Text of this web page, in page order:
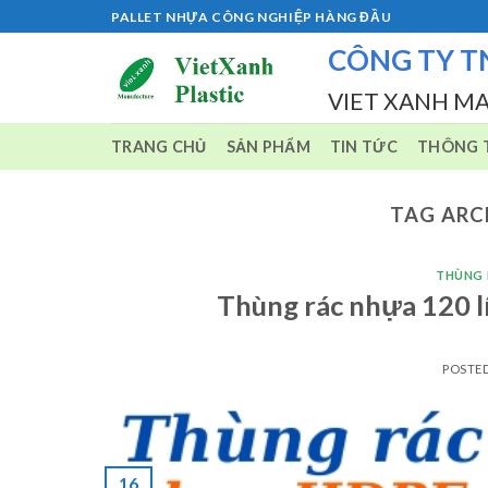
to
PALLET NHỰA CÔNG NGHIỆP HÀNG ĐẦU
CÔNG TY
VIET XANH
TRANG CHỦ SẢN PHẨM TIN TỨC THÔNG
TAG
THÙNG
Thùng rác nhựa 120
16